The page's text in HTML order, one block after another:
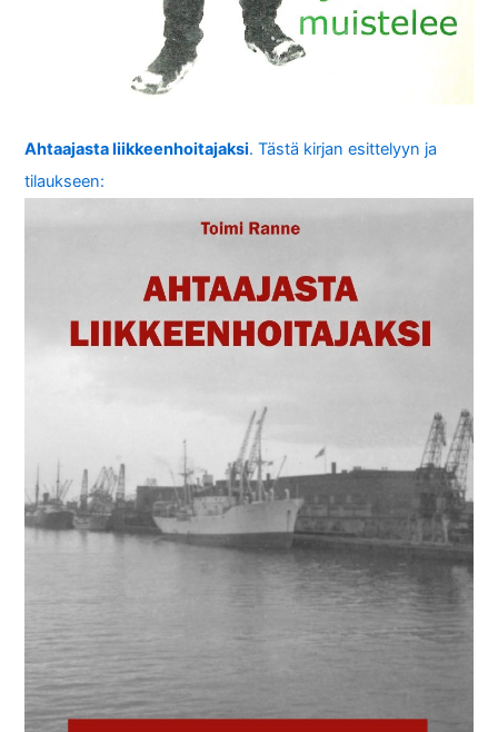
Ahtaajasta liikkeenhoitajaksi. Tästä kirjan esittelyyn ja
tilaukseen: